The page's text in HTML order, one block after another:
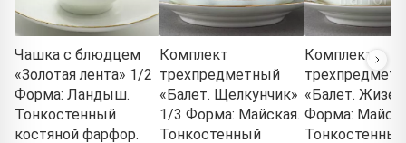
Чашка с блюдцем
«Золотая лента» 1/2
Форма: Ландыш.
Тонкостенный
костяной фарфор.
Комплект
трехпредметный
«Балет. Щелкунчик»
1/3 Форма: Майская.
Тонкостенный
Комплект
«Балет.
Форма:
Тонкостенный